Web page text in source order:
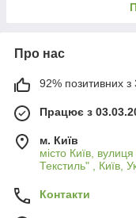
Про нас
92% позитивних з
Працює з
м. Київ
місто Київ,
Текстиль" , Київ,
Контакти